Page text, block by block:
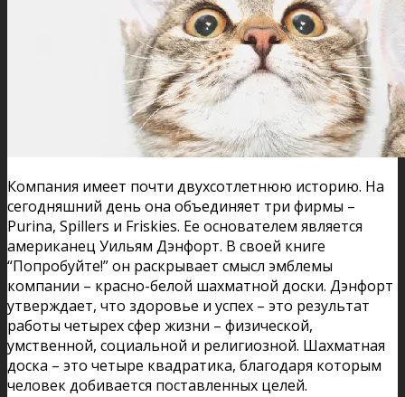
Компания имеет почти двухсотлетнюю историю. На
сегодняшний день она объединяет три фирмы –
Purina, Spillers и Friskies. Ее основателем является
американец Уильям Дэнфорт. В своей книге
“Попробуйте!” он раскрывает смысл эмблемы
компании – красно-белой шахматной доски. Дэнфорт
утверждает, что здоровье и успех – это результат
работы четырех сфер жизни – физической,
умственной, социальной и религиозной. Шахматная
доска – это четыре квадратика, благодаря которым
человек добивается поставленных целей.